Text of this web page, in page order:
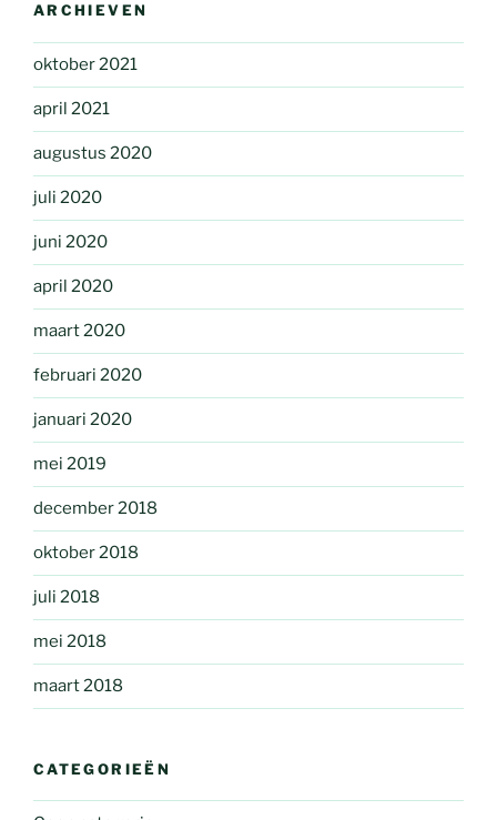
ARCHIEVEN
oktober 2021
april 2021
augustus 2020
juli 2020
juni 2020
april 2020
maart 2020
februari 2020
januari 2020
mei 2019
december 2018
oktober 2018
juli 2018
mei 2018
maart 2018
CATEGORIEËN